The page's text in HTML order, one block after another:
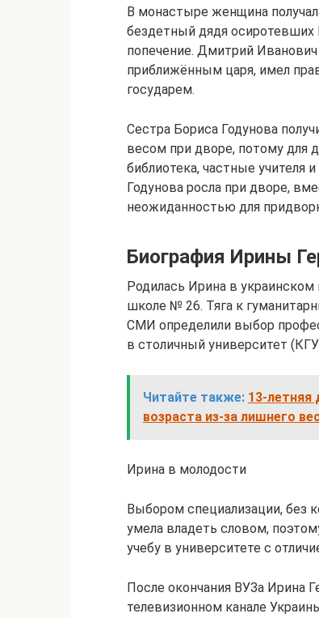
В монастыре женщина
бездетный дядя осиротевших
попечение. Дмитрий
приближённым царя, имел
государем.
Сестра Бориса Годунова
весом при дворе, потому для
библиотека, частные учителя
Годунова росла при дворе,
неожиданностью для
Биография Ирины
Родилась Ирина в украинском
школе № 26. Тяга к
СМИ определили выбор
в столичный университет
Читайте также: 13-летняя
возраста из-за лишнего
Ирина в молодости
Выбором специализации, без
умела владеть словом,
учебу в университете с
После окончания ВУЗа Ирина
телевизионном канале